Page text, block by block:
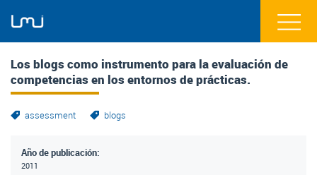
Los blogs como instrumento para la evaluación de
competencias en los entornos de prácticas.
assessment blogs
Año de publicación:
2011